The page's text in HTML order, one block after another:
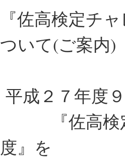
『佐高検定チ
ついて(ご案内)
平成２７年度
『佐高検定
度』を